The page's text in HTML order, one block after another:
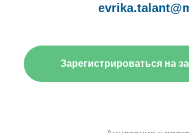
Зарегистрироваться на